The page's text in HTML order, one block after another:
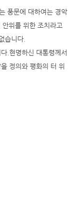
풍문에 대하여는 경악
위를 위한 조치라고
습니다.
.현명하신 대통령께서
정의와 평화의 터 위